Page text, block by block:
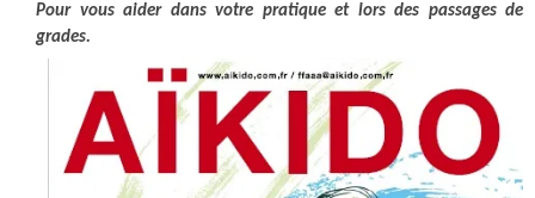
Pour vous aider dans votre pratique et lors des passages de
grades.